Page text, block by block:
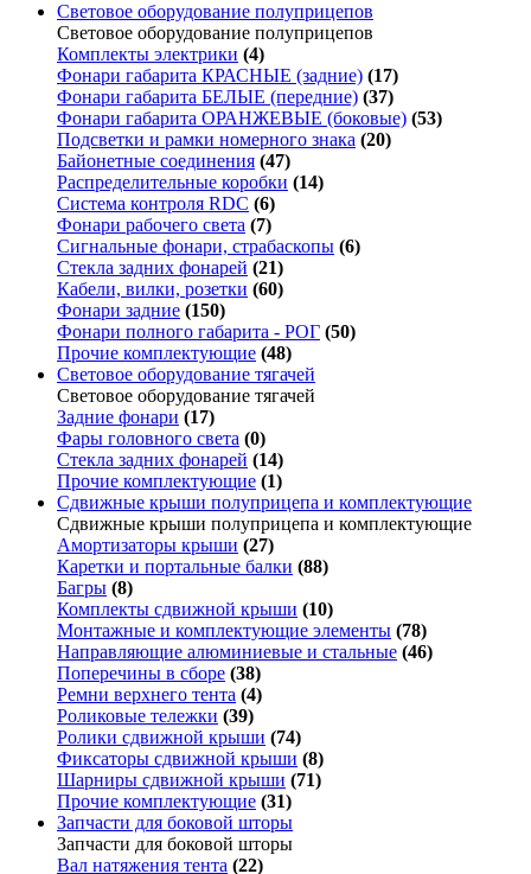
Световое оборудование полуприцепов
Световое оборудование полуприцепов
Комплекты электрики (4)
Фонари габарита КРАСНЫЕ (задние) (17)
Фонари габарита БЕЛЫЕ (передние) (37)
Фонари габарита ОРАНЖЕВЫЕ (боковые) (53)
Подсветки и рамки номерного знака (20)
Байонетные соединения (47)
Распределительные коробки (14)
Система контроля RDC (6)
Фонари рабочего света (7)
Сигнальные фонари, страбаскопы (6)
Стекла задних фонарей (21)
Кабели, вилки, розетки (60)
Фонари задние (150)
Фонари полного габарита - РОГ (50)
Прочие комплектующие (48)
Световое оборудование тягачей
Световое оборудование тягачей
Задние фонари (17)
Фары головного света (0)
Стекла задних фонарей (14)
Прочие комплектующие (1)
Сдвижные крыши полуприцепа и комплектующие
Сдвижные крыши полуприцепа и комплектующие
Амортизаторы крыши (27)
Каретки и портальные балки (88)
Багры (8)
Комплекты сдвижной крыши (10)
Монтажные и комплектующие элементы (78)
Направляющие алюминиевые и стальные (46)
Поперечины в сборе (38)
Ремни верхнего тента (4)
Роликовые тележки (39)
Ролики сдвижной крыши (74)
Фиксаторы сдвижной крыши (8)
Шарниры сдвижной крыши (71)
Прочие комплектующие (31)
Запчасти для боковой шторы
Запчасти для боковой шторы
Вал натяжения тента (22)